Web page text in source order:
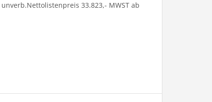
33.823,- MWST ab